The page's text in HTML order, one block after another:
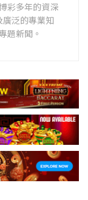
彩多年的資深
泛的專業知
題新聞。